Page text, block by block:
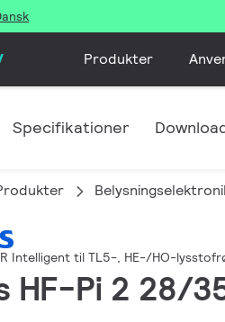
Produkter
Specifikationer
Intelligent til TL5-, HE-/HO-
HF-Pi 2 28/